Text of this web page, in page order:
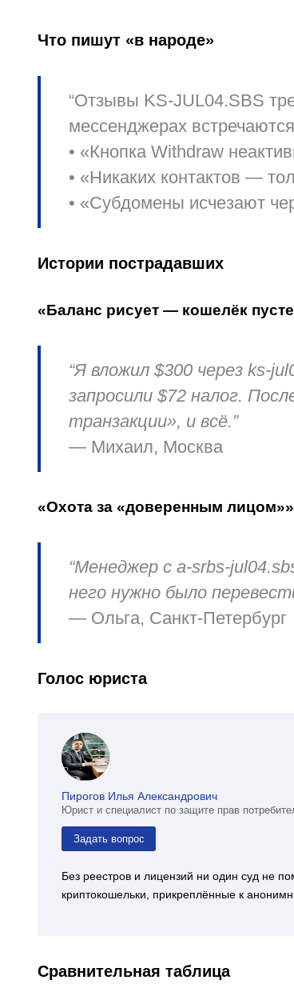
Что пишут «в народе»
“Отзывы KS-JUL04.SBS
мессенджерах
• «Кнопка Withdraw
• «Никаких контактов —
• «Субдомены исчезают
Истории пострадавших
«Баланс рисует — кошелёк
“Я вложил $300 через ks-
запросили $72 налог.
транзакции», и всё.”
— Михаил, Москва
«Охота за «доверенным лицом»»
“Менеджер с a-srbs-
него нужно было
— Ольга, Санкт-Петербург
Голос юриста
Пирогов Илья Александрович
Юрист и специалист по защите прав
Задать вопрос
Без реестров и лицензий ни один суд не
криптокошельки, прикреплённые к
Сравнительная таблица